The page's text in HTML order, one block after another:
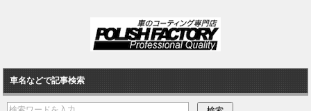
車名などで記事検索